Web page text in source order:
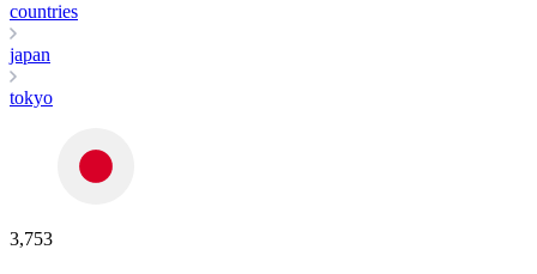
countries
japan
tokyo
3,753